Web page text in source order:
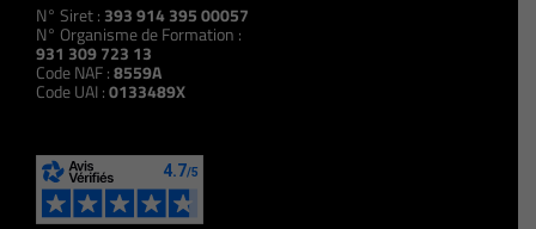
N° Siret : 393 914 395 00057
N° Organisme de Formation :
931 309 723 13
Code NAF :8559A
Code UAI :0133489X